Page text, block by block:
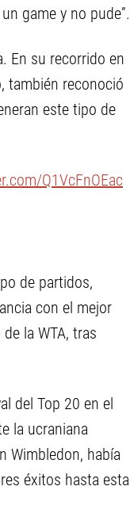
game y no pude”.
En su recorrido en
también reconoció
este tipo de
Q1VcFnOEac
de partidos,
con el mejor
la WTA, tras
del Top 20 en el
la ucraniana
Wimbledon, había
éxitos hasta esta